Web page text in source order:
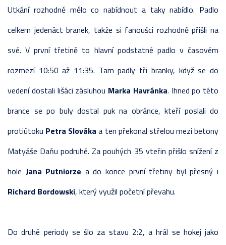
Utkání rozhodně mělo co nabídnout a taky nabídlo. Padlo
celkem jedenáct branek, takže si fanoušci rozhodně přišli na
své. V první třetině to hlavní podstatné padlo v časovém
rozmezí 10:50 až 11:35. Tam padly tři branky, když se do
vedení dostali lišáci zásluhou Marka Havránka. Ihned po této
brance se po buly dostal puk na obránce, kteří poslali do
protiútoku Petra Slováka a ten překonal střelou mezi betony
Matyáše Daňu podruhé. Za pouhých 35 vteřin přišlo snížení z
hole Jana Putniorze a do konce první třetiny byl přesný i
Richard Bordowski, který využil početní převahu.
Do druhé periody se šlo za stavu 2:2, a hrál se hokej jako